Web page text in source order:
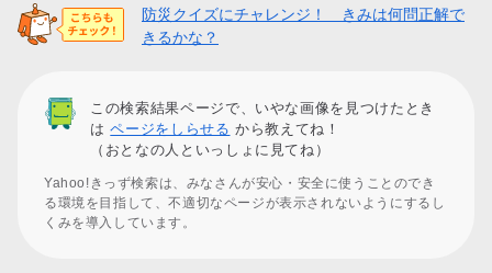
防災クイズにチャレンジ！ きみは何問正解で
きるかな？
この検索結果ページで、いやな画像を見つけたとき
はページをしらせる から教えてね！
（おとなの人といっしょに見てね）
Yahoo!きっず検索は、みなさんが安心・安全に使うことのでき
る環境を目指して、不適切なページが表示されないようにするし
くみを導入しています。